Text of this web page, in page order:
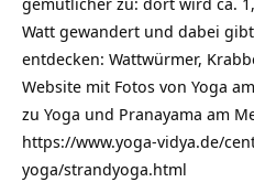
Watt gewandert und dabei
entdecken: Wattwürmer,
Website mit Fotos von Yoga
zu Yoga und Pranayama am
https://www.yoga-vidya.de/
yoga/strandyoga.html